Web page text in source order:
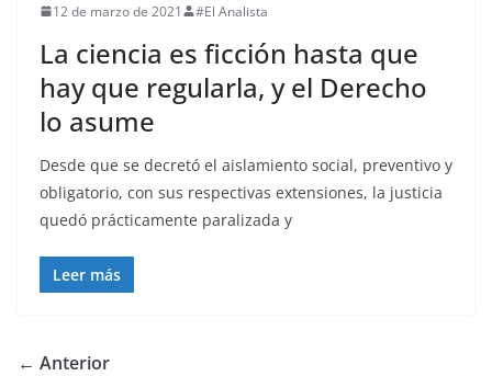
12 de marzo de 2021 #El Analista
La ciencia es ficción hasta que
hay que regularla, y el Derecho
lo asume
Desde que se decretó el aislamiento social, preventivo y
obligatorio, con sus respectivas extensiones, la justicia
quedó prácticamente paralizada y
Leer más
← Anterior